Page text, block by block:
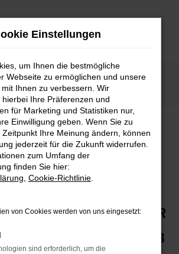
Audi in Horb günstig kaufen | Lieferservice nach
günstig
Lieferservice
IHREN NEUEN AUDI FÜR
MOBILITÄT IN HORB
Einstellungen
um Ihnen die bestmögliche
Webseite zu ermöglichen und unsere
Ihnen zu verbessern. Wir
Ihre Präferenzen und
für Marketing und Statistiken nur,
Einwilligung geben. Wenn Sie zu
Ihre Meinung ändern, können
jederzeit für die Zukunft widerrufen.
zum Umfang der
finden Sie hier:
Cookie-Richtlinie
von Cookies werden von uns eingesetzt:
sind erforderlich, um die